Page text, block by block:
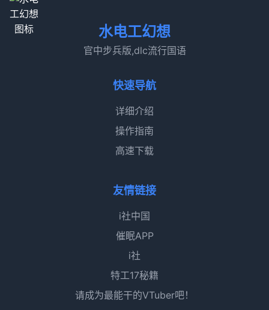
水电工幻想
官中步兵版,dlc流行国语
快速导航
详细介绍
操作指南
高速下载
友情链接
i社中国
催眠APP
i社
特工17秘籍
请成为最能干的VTuber吧！